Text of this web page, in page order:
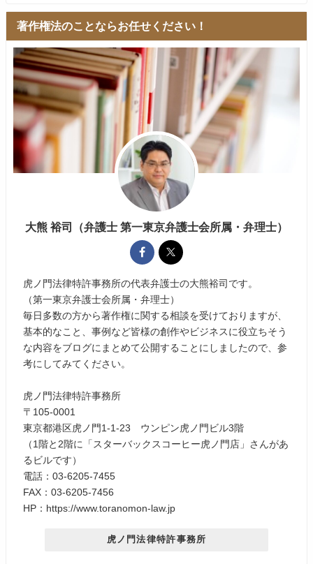
著作権法のことならお任せください！
大熊 裕司（弁護士 第一東京弁護士会所属・弁理士）
虎ノ門法律特許事務所の代表弁護士の大熊裕司です。
（第一東京弁護士会所属・弁理士）
毎日多数の方から著作権に関する相談を受けておりますが、
基本的なこと、事例など皆様の創作やビジネスに役立ちそう
な内容をブログにまとめて公開することにしましたので、参
考にしてみてください。
虎ノ門法律特許事務所
〒105-0001
東京都港区虎ノ門1-1-23 ウンピン虎ノ門ビル3階
（1階と2階に「スターバックスコーヒー虎ノ門店」さんがあ
るビルです）
電話：03-6205-7455
FAX：03-6205-7456
HP：https://www.toranomon-law.jp
虎ノ門法律特許事務所